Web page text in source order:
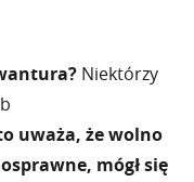
Niektórzy
uważa, że wolno
mógł się